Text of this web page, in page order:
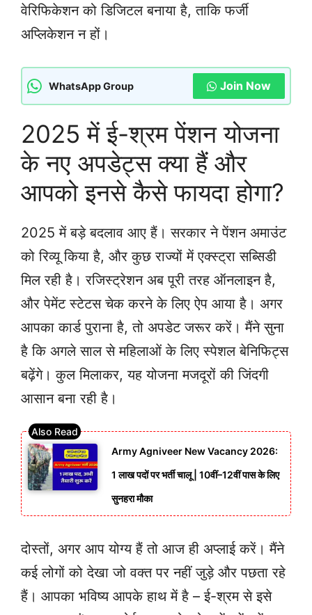
वेरिफिकेशन को डिजिटल बनाया है, ताकि फर्जी
अप्लिकेशन न हों।
WhatsApp Group Join Now
2025 में ई-श्रम पेंशन योजना
के नए अपडेट्स क्या हैं और
आपको इनसे कैसे फायदा होगा?
2025 में बड़े बदलाव आए हैं। सरकार ने पेंशन अमाउंट
को रिव्यू किया है, और कुछ राज्यों में एक्स्ट्रा सब्सिडी
मिल रही है। रजिस्ट्रेशन अब पूरी तरह ऑनलाइन है,
और पेमेंट स्टेटस चेक करने के लिए ऐप आया है। अगर
आपका कार्ड पुराना है, तो अपडेट जरूर करें। मैंने सुना
है कि अगले साल से महिलाओं के लिए स्पेशल बेनिफिट्स
बढ़ेंगे। कुल मिलाकर, यह योजना मजदूरों की जिंदगी
आसान बना रही है।
Army Agniveer New Vacancy 2026:
1 लाख पदों पर भर्ती चालू | 10वीं–12वीं पास के लिए
सुनहरा मौका
दोस्तों, अगर आप योग्य हैं तो आज ही अप्लाई करें। मैंने
कई लोगों को देखा जो वक्त पर नहीं जुड़े और पछता रहे
हैं। आपका भविष्य आपके हाथ में है – ई-श्रम से इसे